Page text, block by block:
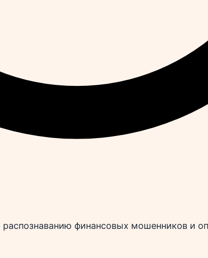
распознаванию финансовых мошенников и